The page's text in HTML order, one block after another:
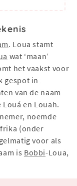
. Loua stamt
wat ‘maan’
het vaakst voor
gespot in
van de naam
en Louah.
noemde
(onder
voor als
is Bobbi-Loua,